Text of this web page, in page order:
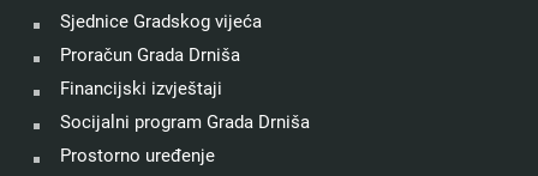
Sjednice Gradskog vijeća
Proračun Grada Drniša
Financijski izvještaji
Socijalni program Grada Drniša
Prostorno uređenje